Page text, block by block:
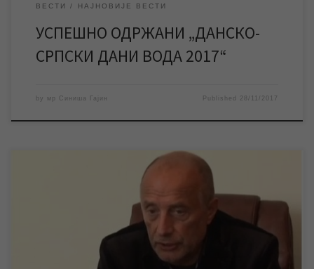
ВЕСТИ НАЈНОВИЈЕ ВЕСТИ
УСПЕШНО ОДРЖАНИ „ДАНСКО-
СРПСКИ ДАНИ ВОДА 2017“
by мр Синиша Гајин Published 28/11/2017
Као најава емисије „АГРОСАТ“ на РТВ „САНТОС“ у којој је
гостовао Иван Девић, директор ЈКП „Водовод и канализација“
Зрењанин, у њиховој централној информативној емисији
„ДАН“ објављен је прилог са темама које се тичу постројења
за пречишћавање воде и куповине другог дела зграде у